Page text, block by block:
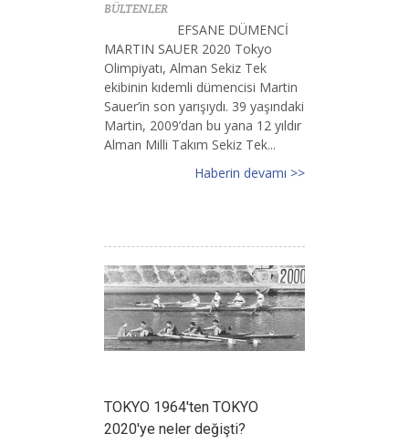
BÜLTENLER
EFSANE DÜMENCİ
MARTIN SAUER 2020 Tokyo
Olimpiyatı, Alman Sekiz Tek
ekibinin kıdemli dümencisi Martin
Sauer’in son yarışıydı. 39 yaşındaki
Martin, 2009’dan bu yana 12 yıldır
Alman Milli Takım Sekiz Tek...
Haberin devamı >>
TOKYO 1964'ten TOKYO
2020'ye neler değişti?